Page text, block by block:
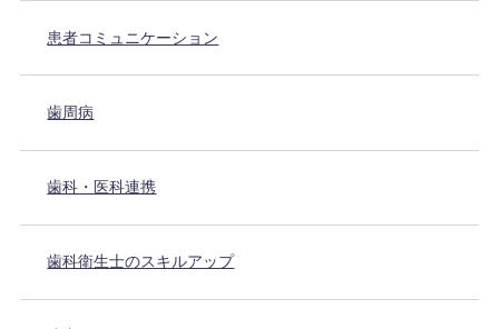
患者コミュニケーション
歯周病
歯科・医科連携
歯科衛生士のスキルアップ